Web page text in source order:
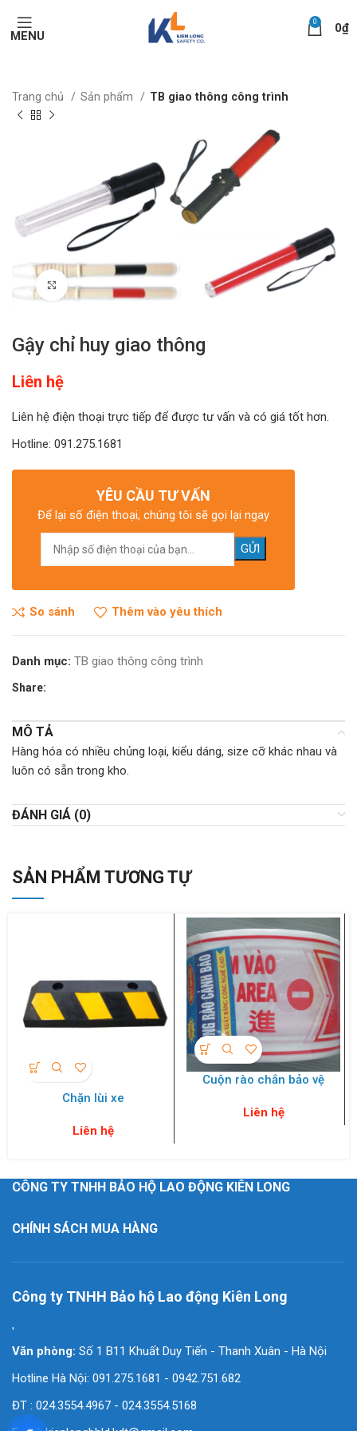
MENU
0 0₫
Trang chủ Sản phẩm TB giao thông công trình
Click to enlarge
Gậy chỉ huy giao thông
Liên hệ
Liên hệ điện thoại trực tiếp để được tư vấn và có giá tốt hơn.
Hotline: 091.275.1681
YÊU CẦU TƯ VẤN
Để lại số điện thoại, chúng tôi sẽ gọi lại ngay
So sánh Thêm vào yêu thích
Danh mục: TB giao thông công trình
Share:
MÔ TẢ
Hàng hóa có nhiều chủng loại, kiểu dáng, size cỡ khác nhau và
luôn có sẵn trong kho.
ĐÁNH GIÁ (0)
SẢN PHẨM TƯƠNG TỰ
Chặn lùi xe
Liên hệ
Cuộn rào chắn bảo vệ
Liên hệ
CÔNG TY TNHH BẢO HỘ LAO ĐỘNG KIÊN LONG
CHÍNH SÁCH MUA HÀNG
Công ty TNHH Bảo hộ Lao động Kiên Long
'
Văn phòng: Số 1 B11 Khuất Duy Tiến - Thanh Xuân - Hà Nội
Hotline Hà Nội: 091.275.1681 - 0942.751.682
ĐT : 024.3554.4967 - 024.3554.5168